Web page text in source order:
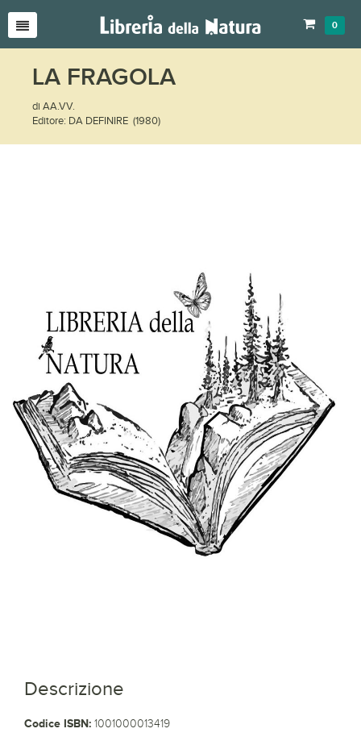
0
LA FRAGOLA
di AA.VV.
Editore: DA DEFINIRE (1980)
Descrizione
Codice ISBN: 1001000013419